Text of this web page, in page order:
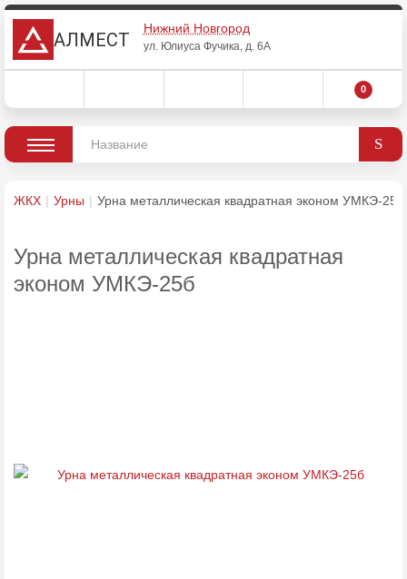
АЛМЕСТ
Нижний Новгород
ул. Юлиуса Фучика, д. 6А
0
ЖКХ Урны Урна металлическая квадратная эконом УМКЭ-25б
Урна металлическая квадратная
эконом УМКЭ-25б